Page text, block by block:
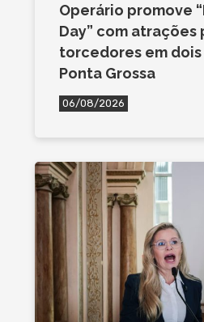
Operário promove
Day” com atrações
torcedores em
Ponta Grossa
06/08/2026